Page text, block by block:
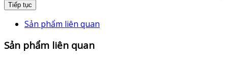
Tiếp tục
Sản phẩm liên quan
Sản phẩm liên quan